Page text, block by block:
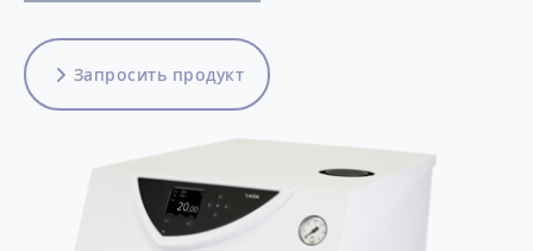
Запросить продукт